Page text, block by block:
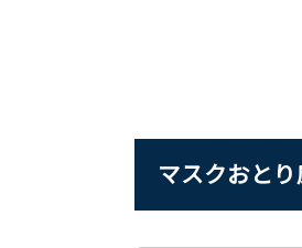
マスクおと